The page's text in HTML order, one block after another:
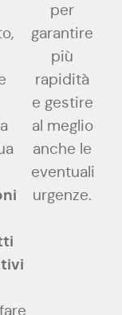
per
garantire
più
rapidità
e gestire
al meglio
anche le
eventuali
urgenze.